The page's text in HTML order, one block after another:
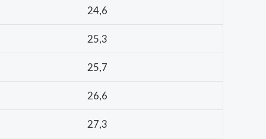
24,6
25,3
25,7
26,6
27,3